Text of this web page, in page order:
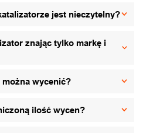
jest nieczytelny?
znając tylko markę i
wycenić?
ilość wycen?